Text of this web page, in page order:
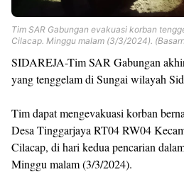
Tim SAR Gabungan evakuasi korban
Cilacap. Minggu malam (3/3/2024).
SIDAREJA-Tim SAR Gabungan
yang tenggelam di Sungai wilayah
Tim dapat mengevakuasi korban
Desa Tinggarjaya RT04 RW04
Cilacap, di hari kedua pencarian
Minggu malam (3/3/2024).